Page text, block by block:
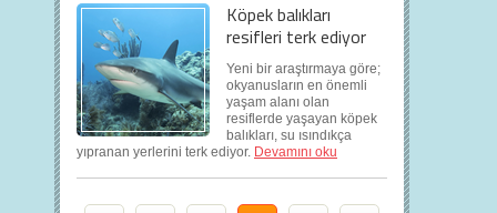
Köpek balıkları
resifleri terk ediyor
Yeni bir araştırmaya göre;
okyanusların en önemli
yaşam alanı olan
resiflerde yaşayan köpek
balıkları, su ısındıkça
yıpranan yerlerini terk ediyor. Devamını oku